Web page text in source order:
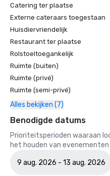
Catering ter plaatse
Externe cateraars toegestaan
Huisdiervriendelijk
Restaurant ter plaatse
Rolstoeltoegankelijk
Ruimte (buiten)
Ruimte (privé)
Ruimte (semi-privé)
Alles bekijken (7)
Benodigde datums
Prioriteitsperioden waaraan
het houden van evenementen
9 aug. 2026 - 13 aug. 2026